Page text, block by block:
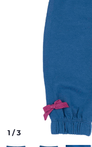
1 /3